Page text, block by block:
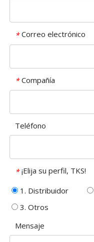
* Correo electrónico
* Compañía
Teléfono
* ¡Elija su perfil, TKS!
1. Distribuidor
3. Otros
Mensaje